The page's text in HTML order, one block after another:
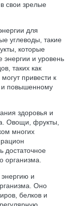
свои зрелые
для
углеводы, такие
которые
энергии и уровень
таких как
привести к
и повышенному
здоровья и
Овощи, фрукты,
многих
достаточное
организма.
и
Оно
белков и